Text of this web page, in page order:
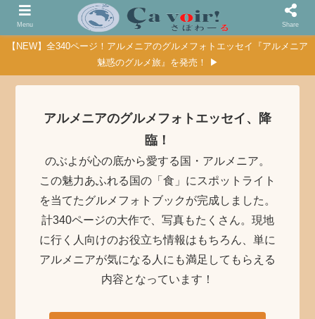
【NEW】全340ページ！アルメニアのグルメフォトエッセイ『アルメニア
魅惑のグルメ旅』を発売！ ▶
アルメニアのグルメフォトエッセイ、降
臨！
のぶよが心の底から愛する国・アルメニア。
この魅力あふれる国の「食」にスポットライト
を当てたグルメフォトブックが完成しました。
計340ページの大作で、写真もたくさん。現地
に行く人向けのお役立ち情報はもちろん、単に
アルメニアが気になる人にも満足してもらえる
内容となっています！
Menu Share